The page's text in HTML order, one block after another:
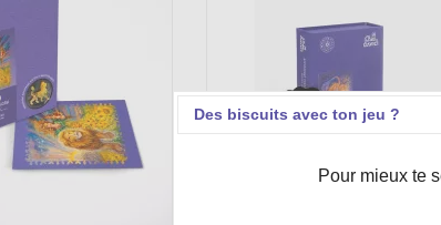
Des biscuits avec ton jeu ?
Pour mieux te